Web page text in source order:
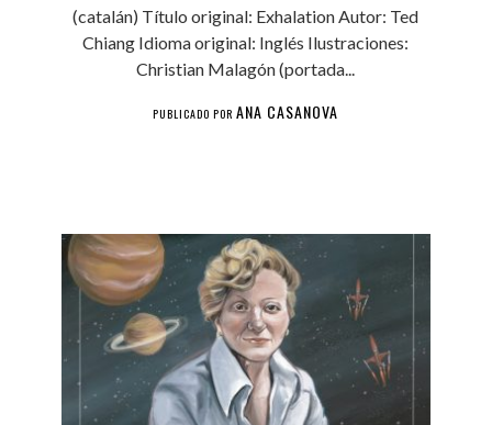
(catalán) Título original: Exhalation Autor: Ted
Chiang Idioma original: Inglés Ilustraciones:
Christian Malagón (portada...
PUBLICADO PORANA CASANOVA